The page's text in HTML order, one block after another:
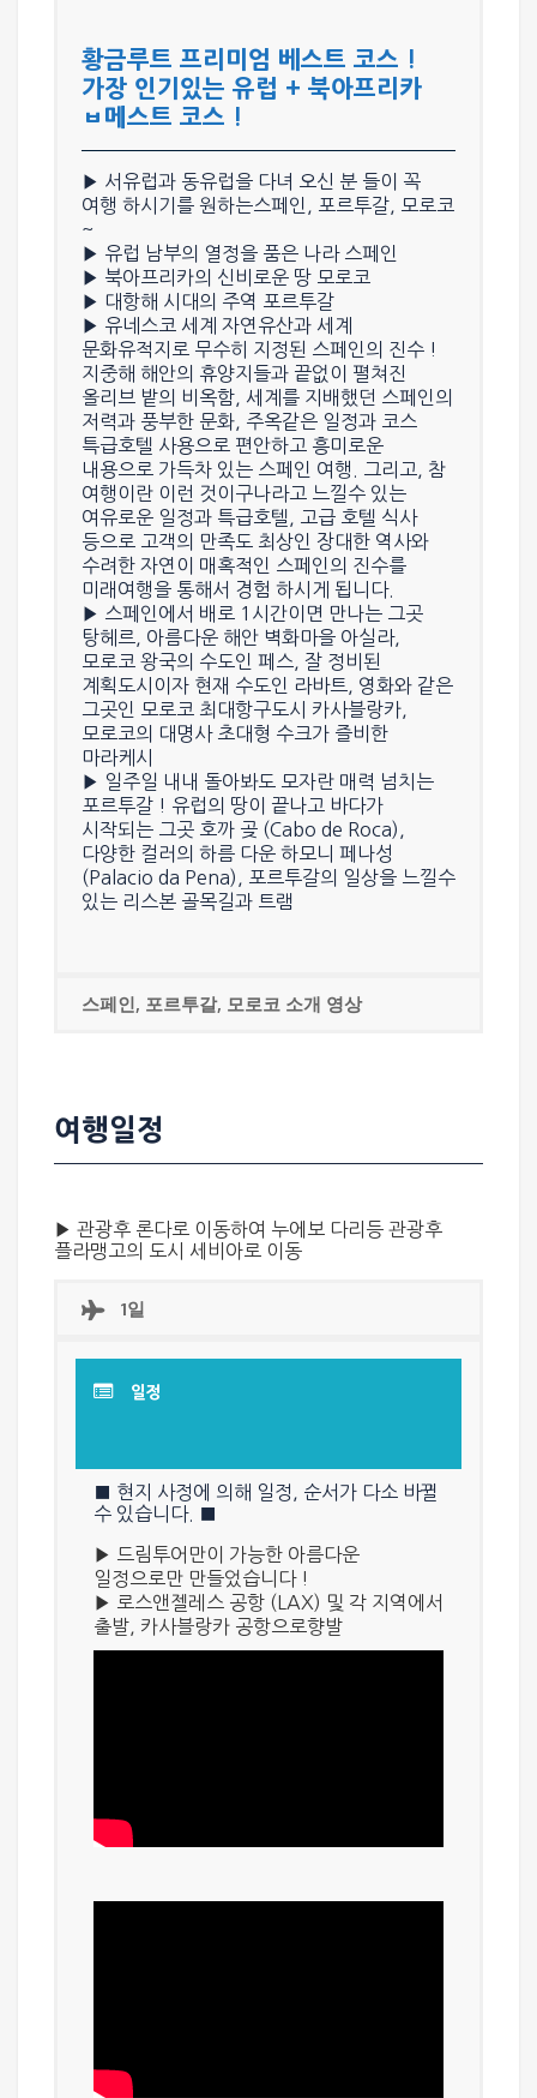
황금루트 프리미엄 베스트 코스 !
가장 인기있는 유럽 + 북아프리카
ㅂ메스트 코스 !
▶ 서유럽과 동유럽을 다녀 오신 분 들이 꼭
여행 하시기를 원하는스페인, 포르투갈, 모로코
~
▶ 유럽 남부의 열정을 품은 나라 스페인
▶ 북아프리카의 신비로운 땅 모로코
▶ 대항해 시대의 주역 포르투갈
▶ 유네스코 세계 자연유산과 세계
문화유적지로 무수히 지정된 스페인의 진수 !
지중해 해안의 휴양지들과 끝없이 펼쳐진
올리브 밭의 비옥함 세계를 지배했던 스페인의
저력과 풍부한 문화
주옥같은 일정과 코스
특급호텔 사용으로 편안하고 흥미로운
내용으로 가득차 있는 스페인 여행. 그리고, 참
여행이란 이런 것이구나라고 느낄수 있는
여유로운 일정과 특급호텔, 고급 호텔 식사
등으로 고객의 만족도 최상인 장대한 역사와
수려한 자연이 매혹적인 스페인의 진수를
미래여행을 통해서 경험 하시게 됩니다.
▶ 스페인에서 배로 1시간이면 만나는 그곳
탕헤르
, 아름다운 해안 벽화마을 아실라,
모로코 왕국의 수도인 페스 , 잘 정비된
계획도시이자 현재 수도인 라바트
, 영화와 같은
그곳인 모로코 최대항구도시 카사블랑카
모로코의 대명사 초대형 수크가 즐비한
마라케시
▶ 일주일 내내 돌아봐도 모자란 매력 넘치는
포르투갈 ! 유럽의 땅이 끝나고 바다가
시작되는 그곳 호까 곶 (Cabo de Roca)
다양한 컬러의 하름 다운 하모니 페나성
(Palacio da Pena)
, 포르투갈의 일상을 느낄수
있는 리스본 골목길과 트램
스페인, 포르투갈, 모로코 소개 영상
여행일정
▶ 관광후 론다로 이동하여 누에보 다리 등 관광후
플라맹고의 도시 세비아로 이동
1일
일정
■ 현지 사정에 의해 일정, 순서가 다소 바뀔
수 있습니다. ■
▶ 드림투어만이 가능한 아름다운
일정으로만 만들었습니다 !
▶ 로스앤젤레스 공항 (LAX) 및 각 지역에서
출발, 카사블랑카 공항으로향발